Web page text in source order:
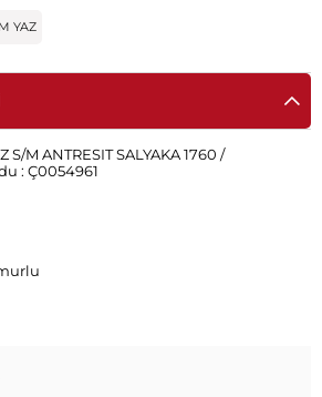
YAZ
S/M ANTRESIT SALYAKA 1760 /
: Ç0054961